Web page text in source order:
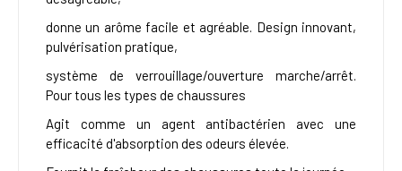
donne un arôme facile et agréable. Design innovant,
pulvérisation pratique,
système de verrouillage/ouverture marche/arrêt.
Pour tous les types de chaussures
Agit comme un agent antibactérien avec une
efficacité d'absorption des odeurs élevée.